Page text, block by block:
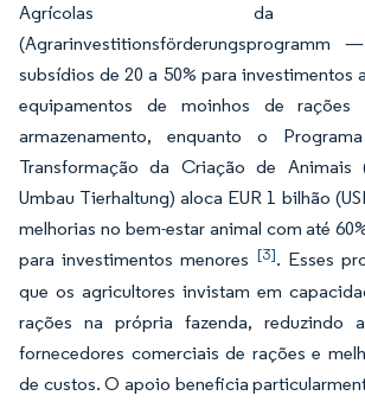
Agrícolas da
(Agrarinvestitionsförderungsprogramm
subsídios de 20 a 50% para investimentos
equipamentos de moinhos de rações
armazenamento, enquanto o
Transformação da Criação de Animais
Umbau Tierhaltung) aloca EUR 1 bilhão
melhorias no bem-estar animal com até
para investimentos menores [3]. Esses
que os agricultores invistam em
rações na própria fazenda, reduzindo
fornecedores comerciais de rações e
de custos. O apoio beneficia